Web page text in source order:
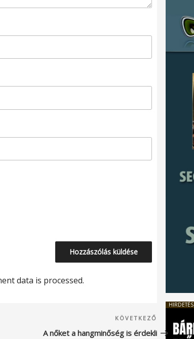
data is processed.
Következő
bejegyzés
KÖVETKEZŐ
A nőket a hangminőség is érdekli
HIRDETÉS